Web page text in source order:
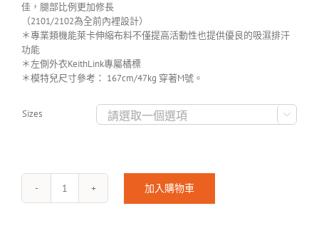
佳，腿部比例更加修長
（2101/2102為全前內裡設計）
＊專業類機能萊卡伸縮布料不僅提高活動性也提供優良的吸濕排汗
功能
＊左側外衣KeithLink專屬橘標
＊模特兒尺寸參考： 167cm/47kg 穿著M號。
Sizes 
IO-
加入購物車